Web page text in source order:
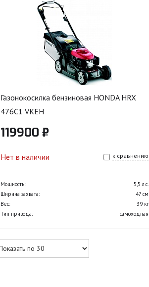
Газонокосилка бензиновая HONDA HRX
476С1 VKEH
119900 ₽
к сравнению
Нет в наличии
Мощность:
5,5 л.с.
Ширина захвата:
47 см
Вес:
39 кг
Тип привода:
самоходная